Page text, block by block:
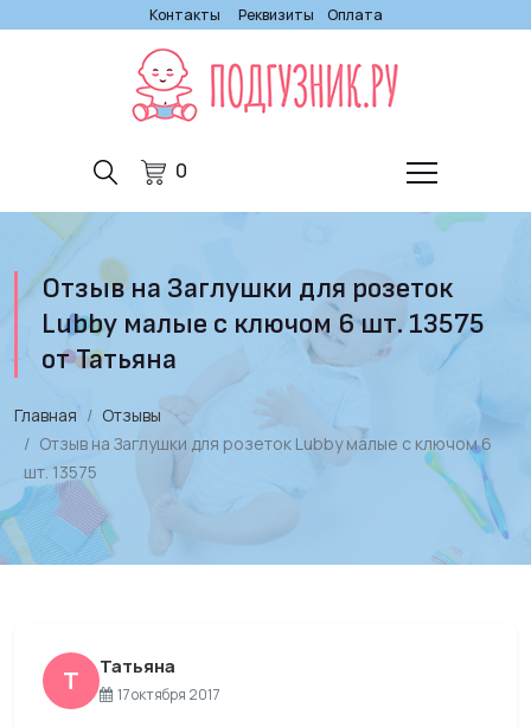
Контакты Реквизиты Оплата
0
Отзыв на Заглушки для розеток
Lubby малые с ключом 6 шт. 13575
от Татьяна
Главная
Отзывы
Отзыв на Заглушки для розеток Lubby малые с ключом 6
шт. 13575
Т Татьяна
17 октября 2017